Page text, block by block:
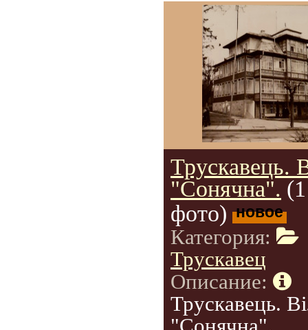
Трускавець.
"Сонячна". (1
фото) новое
Категория:
Трускавец
Описание:
Трускавець.